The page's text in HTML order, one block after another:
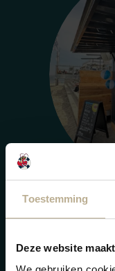
Toestemming
Deze website
Sunset Beach
Diesen Sommer